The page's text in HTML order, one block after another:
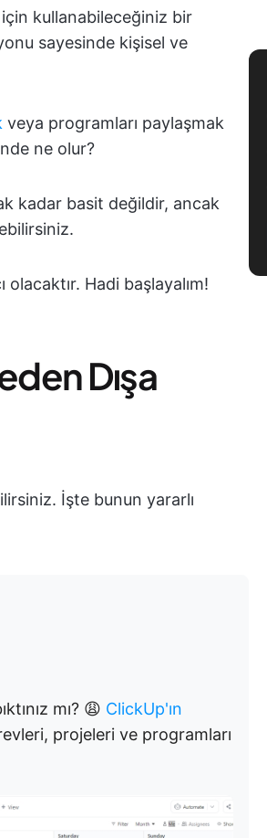
kullanabileceğiniz bir
sayesinde kişisel ve
veya programları paylaşmak
ne olur?
kadar basit değildir, ancak
Hadi başlayalım!
Dışa
İşte bunun yararlı
mı? 😩 ClickUp'ın
projeleri ve programları